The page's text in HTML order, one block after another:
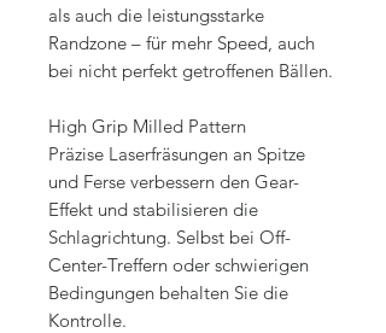
als auch die leistungsstarke
Randzone – für mehr Speed, auch
bei nicht perfekt getroffenen Bällen.
High Grip Milled Pattern
Präzise Laserfräsungen an Spitze
und Ferse verbessern den Gear-
Effekt und stabilisieren die
Schlagrichtung. Selbst bei Off-
Center-Treffern oder schwierigen
Bedingungen behalten Sie die
Kontrolle.